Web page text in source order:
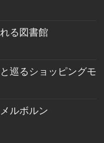
る図書館
巡るショッピングモ
ルボルン